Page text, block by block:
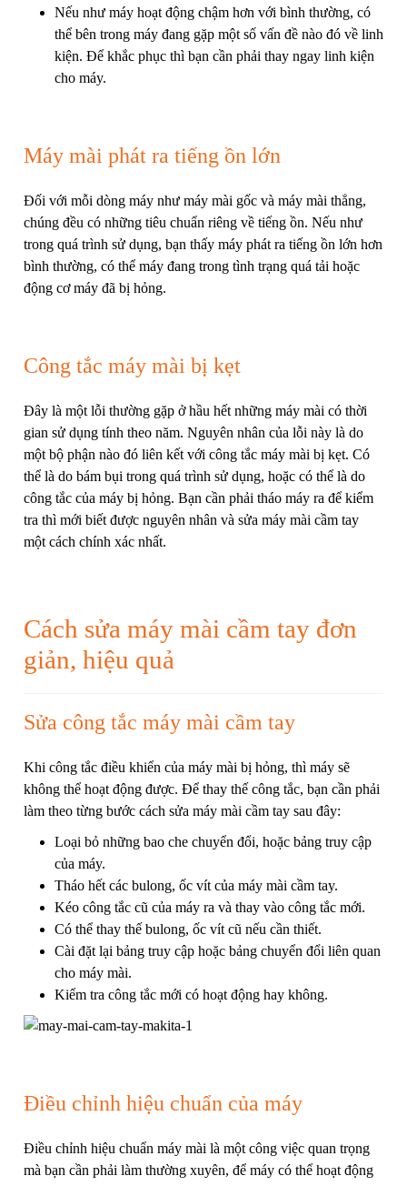
Nếu như máy hoạt động chậm hơn với bình thường, có
thể bên trong máy đang gặp một số vấn đề nào đó về linh
kiện. Để khắc phục thì bạn cần phải thay ngay linh kiện
cho máy.
Máy mài phát ra tiếng ồn lớn
Đối với mỗi dòng máy như máy mài gốc và máy mài thẳng,
chúng đều có những tiêu chuẩn riêng về tiếng ồn. Nếu như
trong quá trình sử dụng, bạn thấy máy phát ra tiếng ồn lớn hơn
bình thường, có thể máy đang trong tình trạng quá tải hoặc
động cơ máy đã bị hỏng.
Công tắc máy mài bị kẹt
Đây là một lỗi thường gặp ở hầu hết những máy mài có thời
gian sử dụng tính theo năm. Nguyên nhân của lỗi này là do
một bộ phận nào đó liên kết với công tắc máy mài bị kẹt. Có
thể là do bám bụi trong quá trình sử dụng, hoặc có thể là do
công tắc của máy bị hỏng. Bạn cần phải tháo máy ra để kiểm
tra thì mới biết được nguyên nhân và sửa máy mài cầm tay
một cách chính xác nhất.
Cách sửa máy mài cầm tay đơn
giản, hiệu quả
Sửa công tắc máy mài cầm tay
Khi công tắc điều khiển của máy mài bị hỏng, thì máy sẽ
không thể hoạt động được. Để thay thế công tắc, bạn cần phải
làm theo từng bước cách sửa máy mài cầm tay sau đây:
Loại bỏ những bao che chuyển đổi, hoặc bảng truy cập
của máy.
Tháo hết các bulong, ốc vít của máy mài cầm tay.
Kéo công tắc cũ của máy ra và thay vào công tắc mới.
Có thể thay thế bulong, ốc vít cũ nếu cần thiết.
Cài đặt lại bảng truy cập hoặc bảng chuyển đổi liên quan
cho máy mài.
Kiểm tra công tắc mới có hoạt động hay không.
Điều chỉnh hiệu chuẩn của máy
Điều chỉnh hiệu chuẩn máy mài là một công việc quan trọng
mà bạn cần phải làm thường xuyên, để máy có thể hoạt động